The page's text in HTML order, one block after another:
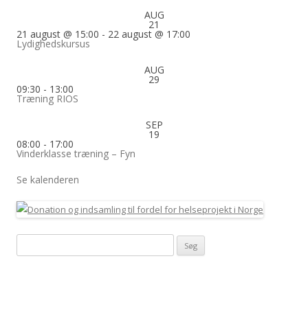
AUG
21
21 august @ 15:00 - 22 august @ 17:00
Lydighedskursus
AUG
29
09:30 - 13:00
Træning RIOS
SEP
19
08:00 - 17:00
Vinderklasse træning – Fyn
Se kalenderen
efter: